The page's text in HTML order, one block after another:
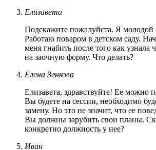
Елизавета
Подскажите пожалуйста. Я молодой
Работаю поваром в детском саду.
меня гнабить после того как узнала
на заочную форму. Что делать?
Елена Зенкова
Елизавета, здравствуйте! Ее можно
Вы будете на сессии, необходимо
замену. Но это не значит, что ее
Вы должны зарубить свои планы.
конкретно должность у нее?
Иван